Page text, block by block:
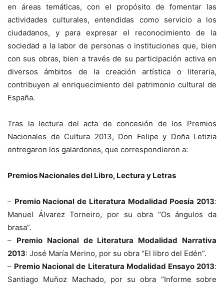
en áreas temáticas, con el propósito de fomentar las
actividades culturales, entendidas como servicio a los
ciudadanos, y para expresar el reconocimiento de la
sociedad a la labor de personas o instituciones que, bien
con sus obras, bien a través de su participación activa en
diversos ámbitos de la creación artística o literaria,
contribuyen al enriquecimiento del patrimonio cultural de
España.
Tras la lectura del acta de concesión de los Premios
Nacionales de Cultura 2013, Don Felipe y Doña Letizia
entregaron los galardones, que correspondieron a:
Premios Nacionales del Libro, Lectura y Letras
– Premio Nacional de Literatura Modalidad Poesía 2013:
Manuel Álvarez Torneiro, por su obra “Os ángulos da
brasa”.
– Premio Nacional de Literatura Modalidad Narrativa
2013: José María Merino, por su obra “El libro del Edén”.
– Premio Nacional de Literatura Modalidad Ensayo 2013:
Santiago Muñoz Machado, por su obra “Informe sobre